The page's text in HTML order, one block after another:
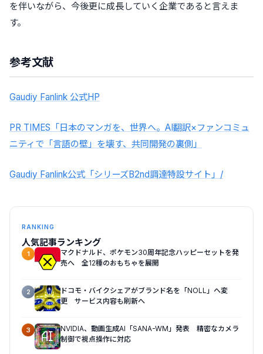
を伴いながら、今後更に成長していく企業であると言えま
す。
参考文献
Gaudiy Fanlink 公式HP
PR TIMES「日本のマンガを、世界へ。AI翻訳×ファンコミュ
ニティで「言語の壁」を壊す、共同開発の裏側」
Gaudiy Fanlink公式「シリーズB2nd調達特設サイト」/
RANKING
人気記事ランキング
1
マクドナルド、ポケモン30周年記念ハッピーセットを発
売へ 全12種のおもちゃを展開
2
ドコモ・バイクシェアがブランド名を「NOLL」へ変
更 サービス内容も刷新へ
3
NVIDIA、動画生成AI「SANA-WM」発表 精密なカメラ
制御で視点操作に対応